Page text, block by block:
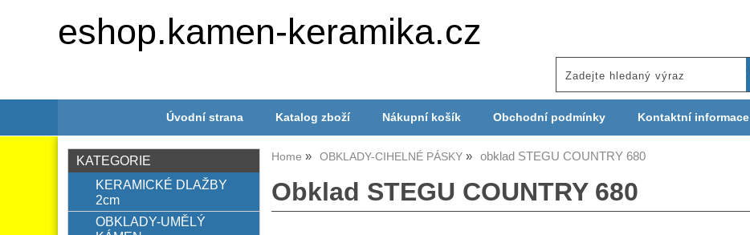
eshop.kamen-keramika.cz
Úvodní strana Katalog zboží Nákupní košík Obchodní podmínky Kontaktní informace
Home OBKLADY-CIHELNÉ PÁSKY obklad STEGU COUNTRY 680
Obklad STEGU COUNTRY 680
KATEGORIE
KERAMICKÉ DLAŽBY
2cm
OBKLADY-UMĚLÝ